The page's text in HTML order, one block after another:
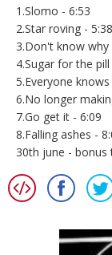
1.Slomo - 6:53
2.Star roving - 5:38
3.Don't know why
4.Sugar for the pill
5.Everyone
6.No longer
7.Go get it - 6:09
8.Falling ashes -
30th june - bonus